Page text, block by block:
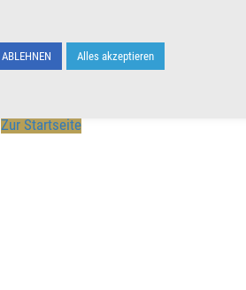
Zur Startseite
ABLEHNEN Alles akzeptieren